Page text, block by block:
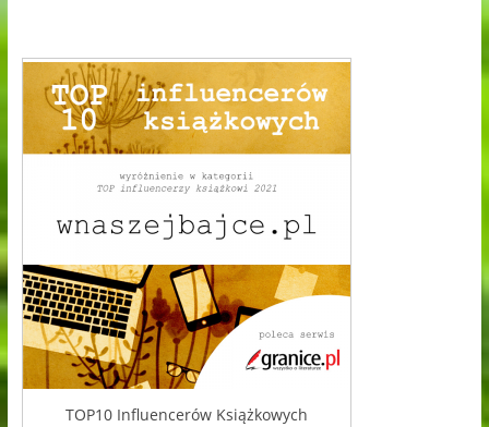
TOP10 Influencerów Książkowych